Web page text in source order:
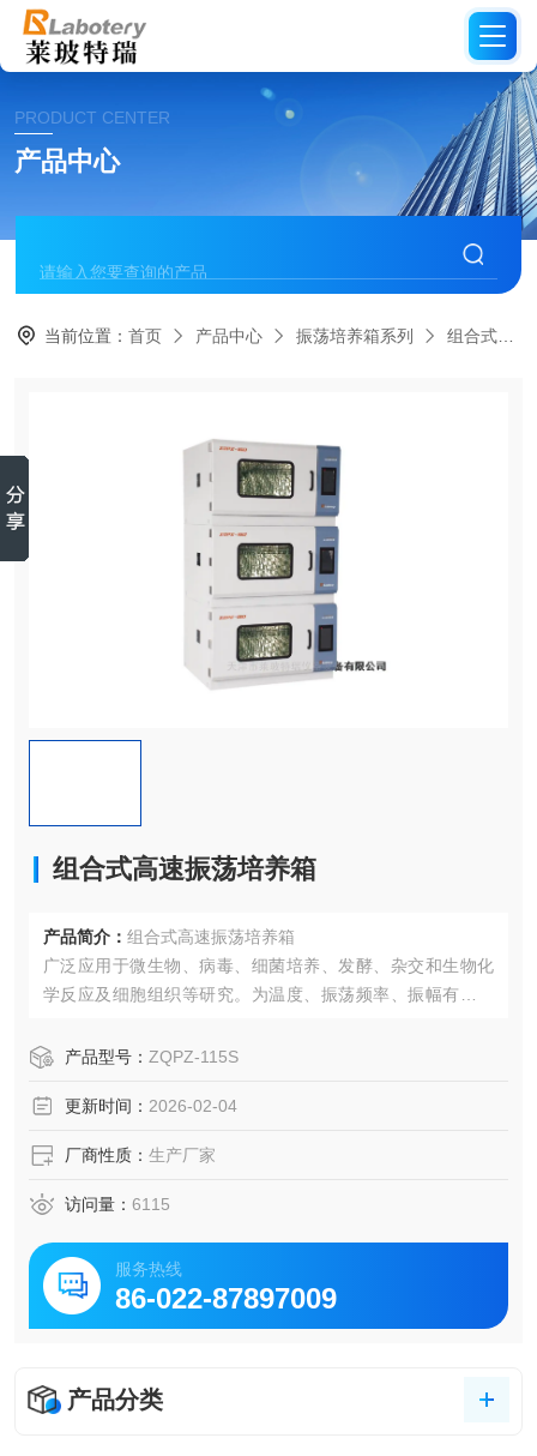
PRODUCT CENTER
产品中心
当前位置：首页 产品中心 振荡培养箱系列 组合式振荡培养箱
组合式高速振荡培养箱
产品简介： 组合式高速振荡培养箱
广泛应用于微生物、病毒、细菌培养、发酵、杂交和生物化
学反应及细胞组织等研究。为温度、振荡频率、振幅有不同
学、生物学、分子学、制药、食品、环保等研究应用领域有
产品型号： ZQPZ-115S
更新时间： 2026-02-04
厂商性质： 生产厂家
访问量： 6115
服务热线
86-022-87897009
产品分类